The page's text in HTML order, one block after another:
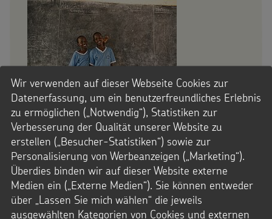
Eben stand das Wissen noch an der Tafel, jetzt ist
es in Nasir und Alfreds Kopf. Die beiden sind stolz
so eine Chance zu haben.
Foto: Josemarie Nyagah / fairpicture /
Kindermissionswerk
Helfen Sie den Eltern in der Turkana. Ermöglichen
Sie ihren Kindern eine Kindheit mit gesunder
Ernährung und Bildung. Mit einer Spende für unser
Wir verwenden auf dieser Webseite Cookies zur
Datenerfassung, um ein benutzerfreundliches Erlebnis
zu ermöglichen („Notwendig“), Statistiken zur
Verbesserung der Qualität unserer Website zu
erstellen („Besucher-Statistiken“) sowie zur
Personalisierung von Werbeanzeigen („Marketing“).
Überdies binden wir auf dieser Website externe
Medien ein („Externe Medien“). Sie können entweder
über „Lassen Sie mich wählen“ die jeweils
ausgewählten Kategorien von Cookies und externen